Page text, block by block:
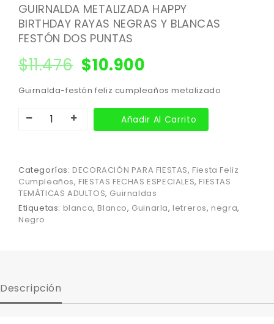
GUIRNALDA METALIZADA HAPPY
BIRTHDAY RAYAS NEGRAS Y BLANCAS
FESTÓN DOS PUNTAS
$11.476 $10.900
Guirnalda-festón feliz cumpleaños metalizado
Añadir Al Carrito
Categorías: DECORACIÓN PARA FIESTAS, Fiesta Feliz
Cumpleaños, FIESTAS FECHAS ESPECIALES, FIESTAS
TEMÁTICAS ADULTOS, Guirnaldas
Etiquetas: blanca, Blanco, Guinarla, letreros, negra,
Negro
Descripción